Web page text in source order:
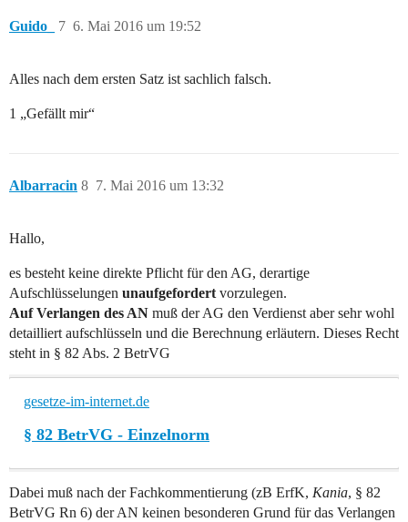
Guido_ 6. Mai 2016 um 19:52
7
Alles nach dem ersten Satz ist sachlich falsch.
1 „Gefällt mir“
Albarracin 7. Mai 2016 um 13:32
8
Hallo,
es besteht keine direkte Pflicht für den AG, derartige
Aufschlüsselungen unaufgefordert vorzulegen.
Auf Verlangen des AN muß der AG den Verdienst aber sehr wohl
detailliert aufschlüsseln und die Berechnung erläutern. Dieses Recht
steht in § 82 Abs. 2 BetrVG
gesetze-im-internet.de
§ 82 BetrVG - Einzelnorm
Dabei muß nach der Fachkommentierung (zB ErfK, Kania, § 82
BetrVG Rn 6) der AN keinen besonderen Grund für das Verlangen